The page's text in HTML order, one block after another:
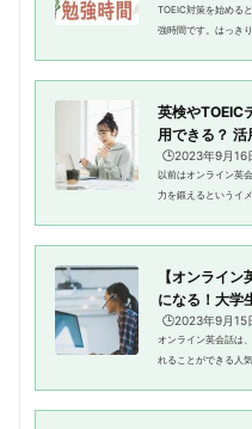
TOEIC対策を始める
強時間です。はっき
英検やTOEIC
用できる？
🕒️2023年9月16
以前はオンライン英
力を鍛えるというイ
【オンライ
になる！大学
🕒️2023年9月15
オンライン英会話は
れることができる人